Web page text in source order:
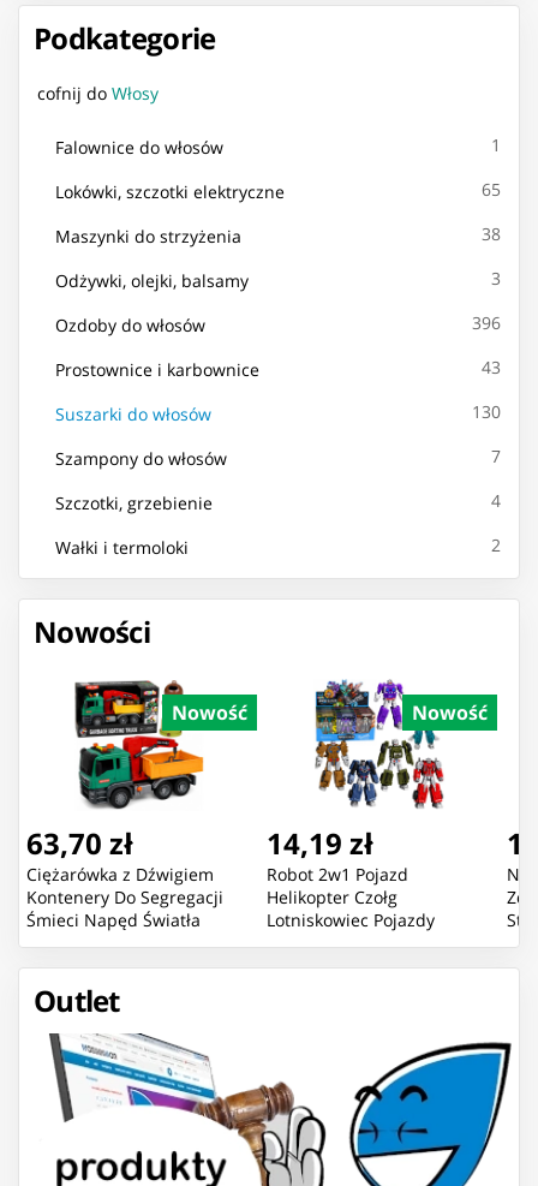
Podkategorie
cofnij do Włosy
Falownice do włosów 1
Lokówki, szczotki elektryczne 65
Maszynki do strzyżenia 38
Odżywki, olejki, balsamy 3
Ozdoby do włosów 396
Prostownice i karbownice 43
Suszarki do włosów 130
Szampony do włosów 7
Szczotki, grzebienie 4
Wałki i termoloki 2
Nowości
Nowość
63,70 zł
Ciężarówka z Dźwigiem
Kontenery Do Segregacji
Śmieci Napęd Światła
Dźwięk
Nowość
14,19 zł
Robot 2w1 Pojazd
Helikopter Czołg
Lotniskowiec Pojazdy
Bojowe Mix
Outlet